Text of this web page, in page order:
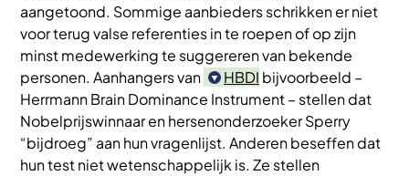
aangetoond. Sommige aanbieders schrikken er niet
voor terug valse referenties in te roepen of op zijn
minst medewerking te suggereren van bekende
personen. Aanhangers van
HBDI bijvoorbeeld –
Herrmann Brain Dominance Instrument – stellen dat
Nobelprijswinnaar en hersenonderzoeker Sperry
“bijdroeg” aan hun vragenlijst. Anderen beseffen dat
hun test niet wetenschappelijk is. Ze stellen